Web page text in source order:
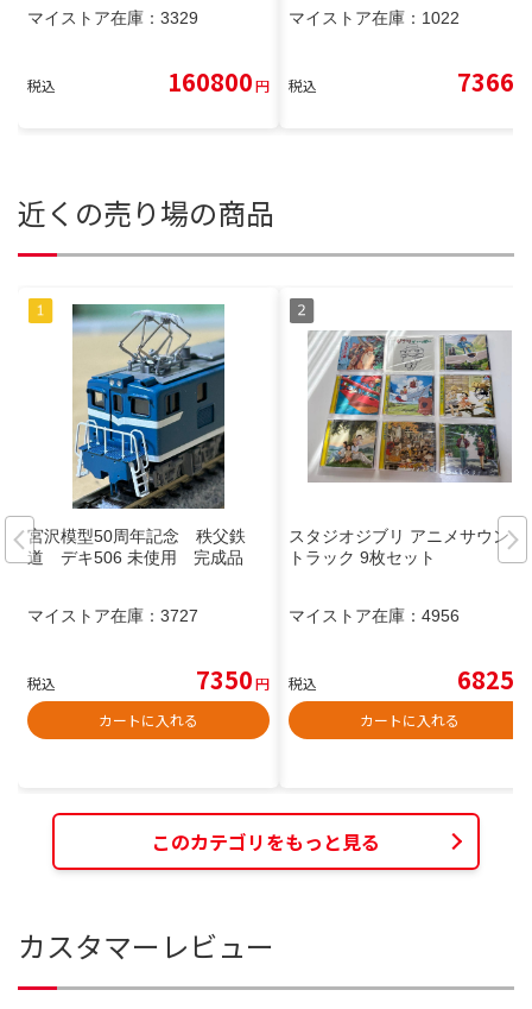
マイストア在庫： 3329
税込 160800円
マイストア在庫： 1022
税込 7366
近くの売り場の商品
宮沢模型50周年記念 秩父鉄
道 デキ506 未使用 完成品
マイストア在庫： 3727
税込 7350円
カートに入れる
スタジオジブリ アニメサウンド
トラック 9枚セット
マイストア在庫： 4956
税込 6825
カートに入れる
このカテゴリをもっと見る
カスタマーレビュー